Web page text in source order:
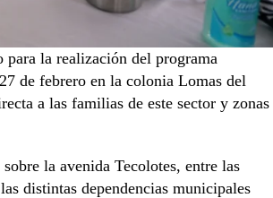
la realización del programa
de febrero en la colonia Lomas del
a las familias de este sector y zonas
la avenida Tecolotes, entre las
distintas dependencias municipales